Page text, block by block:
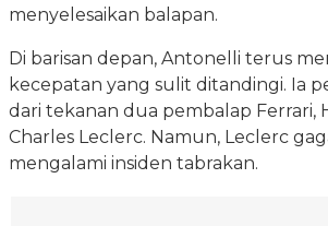
menyelesaikan balapan.
Di barisan depan, Antonelli terus
kecepatan yang sulit ditandingi. Ia
dari tekanan dua pembalap Ferrari,
Charles Leclerc. Namun, Leclerc
mengalami insiden tabrakan.